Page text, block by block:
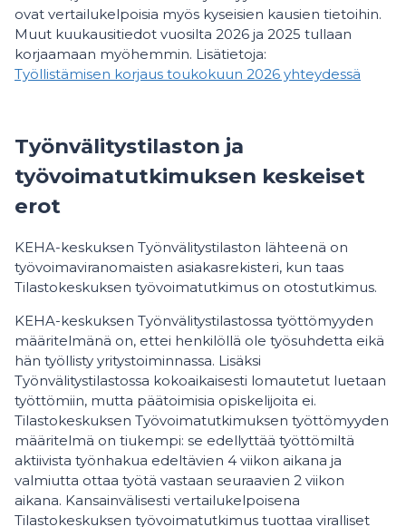
ovat vertailukelpoisia myös kyseisien kausien tietoihin.
Muut kuukausitiedot vuosilta 2026 ja 2025 tullaan
korjaamaan myöhemmin. Lisätietoja:
Työllistämisen korjaus toukokuun 2026 yhteydessä
Työnvälitystilaston ja
työvoimatutkimuksen keskeiset
erot
KEHA-keskuksen Työnvälitystilaston lähteenä on
työvoimaviranomaisten asiakasrekisteri, kun taas
Tilastokeskuksen työvoimatutkimus on otostutkimus.
KEHA-keskuksen Työnvälitystilastossa työttömyyden
määritelmänä on, ettei henkilöllä ole työsuhdetta eikä
hän työllisty yritystoiminnassa. Lisäksi
Työnvälitystilastossa kokoaikaisesti lomautetut luetaan
työttömiin, mutta päätoimisia opiskelijoita ei.
Tilastokeskuksen Työvoimatutkimuksen työttömyyden
määritelmä on tiukempi: se edellyttää työttömiltä
aktiivista työnhakua edeltävien 4 viikon aikana ja
valmiutta ottaa työtä vastaan seuraavien 2 viikon
aikana. Kansainvälisesti vertailukelpoisena
Tilastokeskuksen työvoimatutkimus tuottaa viralliset